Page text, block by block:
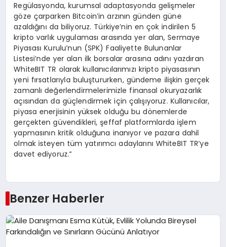
Regülasyonda, kurumsal adaptasyonda gelişmeler
göze çarparken Bitcoin’in arzının günden güne
azaldığını da biliyoruz. Türkiye’nin en çok indirilen 5
kripto varlık uygulaması arasında yer alan, Sermaye
Piyasası Kurulu’nun (SPK) Faaliyette Bulunanlar
Listesi’nde yer alan ilk borsalar arasına adını yazdıran
WhiteBIT TR olarak kullanıcılarımızı kripto piyasasının
yeni fırsatlarıyla buluştururken, gündeme ilişkin gerçek
zamanlı değerlendirmelerimizle finansal okuryazarlık
açısından da güçlendirmek için çalışıyoruz. Kullanıcılar,
piyasa enerjisinin yüksek olduğu bu dönemlerde
gerçekten güvendikleri, şeffaf platformlarda işlem
yapmasının kritik olduğuna inanıyor ve pazara dahil
olmak isteyen tüm yatırımcı adaylarını WhiteBIT TR’ye
davet ediyoruz.”
Benzer Haberler